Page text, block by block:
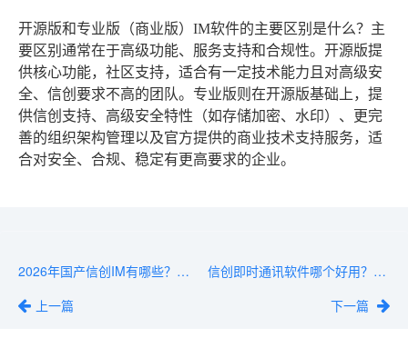
开源版和专业版（商业版）IM软件的主要区别是什么？ 主
要区别通常在于高级功能、服务支持和合规性。开源版提
供核心功能，社区支持，适合有一定技术能力且对高级安
全、信创要求不高的团队。专业版则在开源版基础上，提
供信创支持、高级安全特性（如存储加密、水印）、更完
善的组织架构管理以及官方提供的商业技术支持服务，适
合对安全、合规、稳定有更高要求的企业。
2026年国产信创IM有哪些？从功能到部署全维度对比
上一篇
信创即时通讯软件哪个好用？从部署到运维全面评测
下一篇